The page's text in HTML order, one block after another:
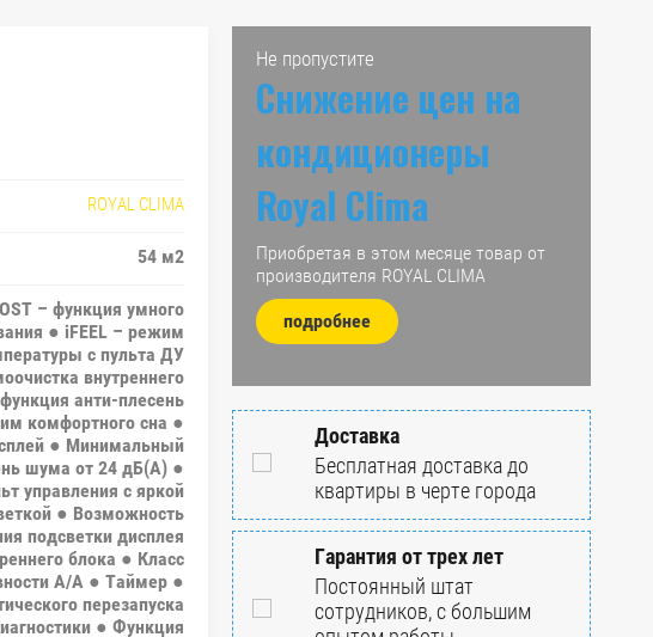
ROYAL CLIMA
54 м2
– функция умного
● iFEEL – режим
с пульта ДУ
внутреннего
анти-плесень
комфортного сна ●
● Минимальный
шума от 24 дБ(А) ●
управления с яркой
● Возможность
подсветки дисплея
блока ● Класс
A/A ● Таймер ●
перезапуска
● Функция
Не пропустите
Снижение цен на
кондиционеры
Royal Clima
Приобретая в этом месяце товар от
производителя ROYAL CLIMA
подробнее
Доставка
Бесплатная доставка до
квартиры в черте города
Гарантия от трех лет
Постоянный штат
сотрудников, с большим